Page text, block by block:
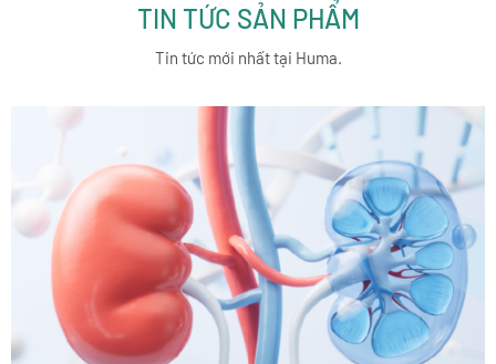
TIN TỨC SẢN PHẨM
Tin tức mới nhất tại Huma.